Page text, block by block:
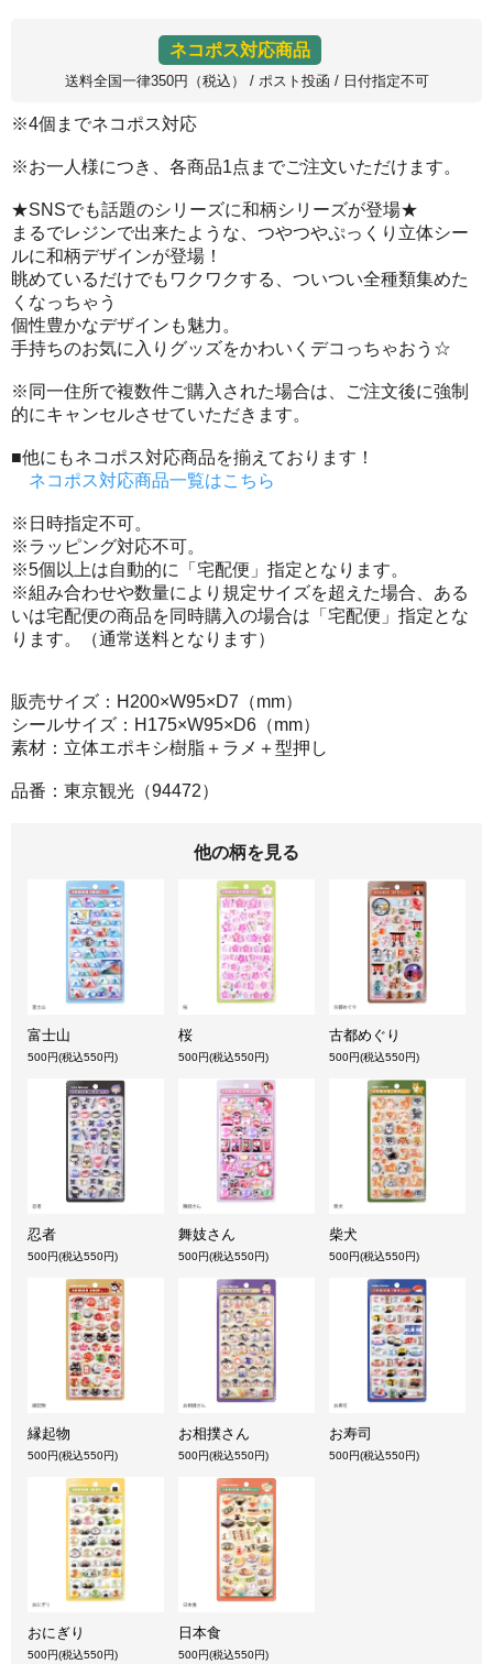
ネコポス対応商品
送料全国一律350円（税込） / ポスト投函 / 日付指定不可
※4個までネコポス対応
※お一人様につき、各商品1点までご注文いただけます。
★SNSでも話題のシリーズに和柄シリーズが登場★
まるでレジンで出来たような、つやつやぷっくり立体シー
ルに和柄デザインが登場！
眺めているだけでもワクワクする、ついつい全種類集めた
くなっちゃう
個性豊かなデザインも魅力。
手持ちのお気に入りグッズをかわいくデコっちゃおう☆
※同一住所で複数件ご購入された場合は、ご注文後に強制
的にキャンセルさせていただきます。
■他にもネコポス対応商品を揃えております！
ネコポス対応商品一覧はこちら
※日時指定不可。
※ラッピング対応不可。
※5個以上は自動的に「宅配便」指定となります。
※組み合わせや数量により規定サイズを超えた場合、ある
いは宅配便の商品を同時購入の場合は「宅配便」指定とな
ります。（通常送料となります）
販売サイズ：H200×W95×D7（mm）
シールサイズ：H175×W95×D6（mm）
素材：立体エポキシ樹脂＋ラメ＋型押し
品番：東京観光（94472）
他の柄を見る
富士山
500円(税込550円)
桜
500円(税込550円)
古都めぐり
500円(税込550円)
忍者
500円(税込550円)
舞妓さん
500円(税込550円)
柴犬
500円(税込550円)
縁起物
500円(税込550円)
お相撲さん
500円(税込550円)
お寿司
500円(税込550円)
おにぎり
500円(税込550円)
日本食
500円(税込550円)